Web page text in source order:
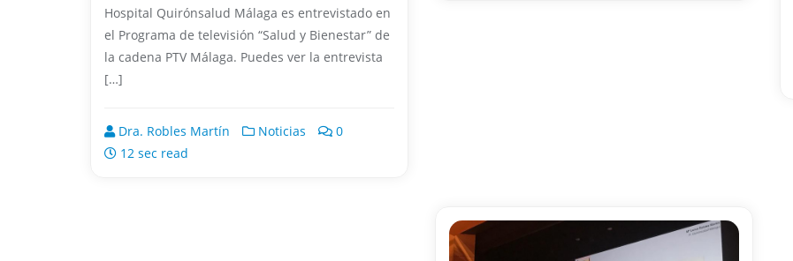
Hospital Quirónsalud Málaga es entrevistado en
el Programa de televisión “Salud y Bienestar” de
la cadena PTV Málaga. Puedes ver la entrevista
[…]
Dra. Robles Martín Noticias
0
12 sec read